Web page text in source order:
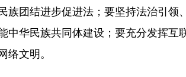
族团结进步促进法；要坚持法治引
中华民族共同体建设；要充分发挥
文明。